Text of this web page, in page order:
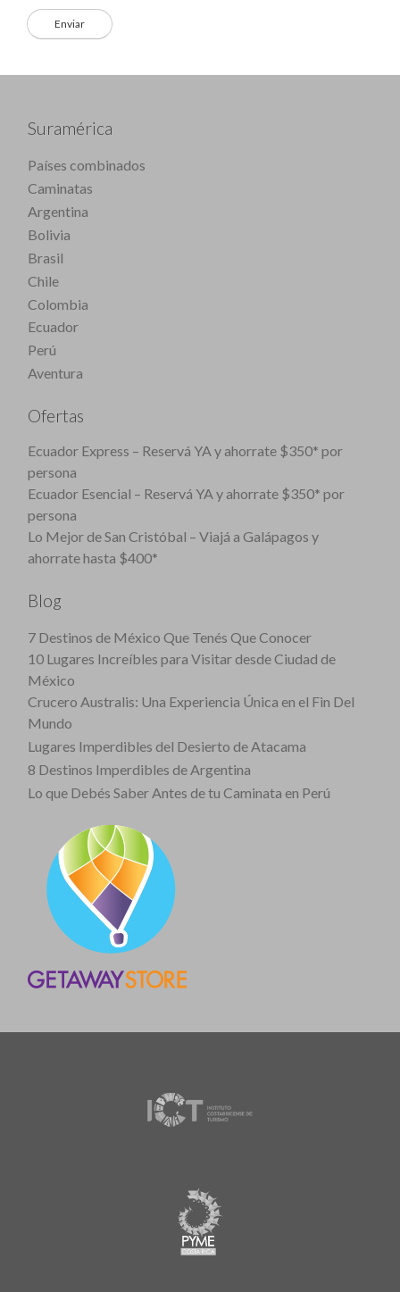
Suramérica
Países combinados
Caminatas
Argentina
Bolivia
Brasil
Chile
Colombia
Ecuador
Perú
Aventura
Ofertas
Ecuador Express – Reservá YA y ahorrate $350* por
persona
Ecuador Esencial – Reservá YA y ahorrate $350* por
persona
Lo Mejor de San Cristóbal – Viajá a Galápagos y
ahorrate hasta $400*
Blog
7 Destinos de México Que Tenés Que Conocer
10 Lugares Increíbles para Visitar desde Ciudad de
México
Crucero Australis: Una Experiencia Única en el Fin Del
Mundo
Lugares Imperdibles del Desierto de Atacama
8 Destinos Imperdibles de Argentina
Lo que Debés Saber Antes de tu Caminata en Perú